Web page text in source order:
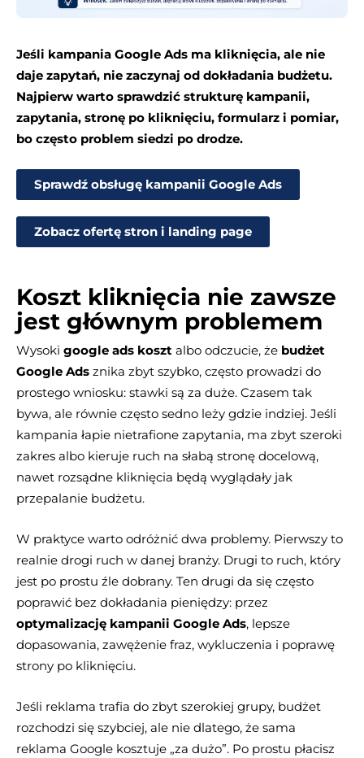
Jeśli kampania Google Ads ma kliknięcia, ale nie
daje zapytań, nie zaczynaj od dokładania budżetu.
Najpierw warto sprawdzić strukturę kampanii,
zapytania, stronę po kliknięciu, formularz i pomiar,
bo często problem siedzi po drodze.
Sprawdź obsługę kampanii Google Ads
Zobacz ofertę stron i landing page
Koszt kliknięcia nie zawsze
jest głównym problemem
Wysoki google ads koszt albo odczucie, że budżet
Google Ads znika zbyt szybko, często prowadzi do
prostego wniosku: stawki są za duże. Czasem tak
bywa, ale równie często sedno leży gdzie indziej. Jeśli
kampania łapie nietrafione zapytania, ma zbyt szeroki
zakres albo kieruje ruch na słabą stronę docelową,
nawet rozsądne kliknięcia będą wyglądały jak
przepalanie budżetu.
W praktyce warto odróżnić dwa problemy. Pierwszy to
realnie drogi ruch w danej branży. Drugi to ruch, który
jest po prostu źle dobrany. Ten drugi da się często
poprawić bez dokładania pieniędzy: przez
optymalizację kampanii Google Ads, lepsze
dopasowania, zawężenie fraz, wykluczenia i poprawę
strony po kliknięciu.
Jeśli reklama trafia do zbyt szerokiej grupy, budżet
rozchodzi się szybciej, ale nie dlatego, że sama
reklama Google kosztuje „za dużo”. Po prostu płacisz